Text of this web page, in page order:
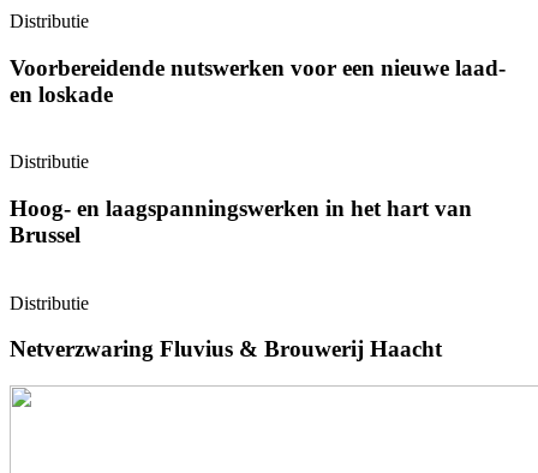
Distributie
Voorbereidende nutswerken voor een nieuwe laad-
en loskade
Distributie
Hoog- en laagspanningswerken in het hart van
Brussel
Distributie
Netverzwaring Fluvius & Brouwerij Haacht